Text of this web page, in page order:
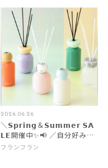
2026.06.26
＼𝗦𝗽𝗿𝗶𝗻𝗴＆𝗦𝘂𝗺𝗺𝗲𝗿 𝗦𝗔
𝗟𝗘開催中✨📢 ／自分好みの
ディフューザーが作れるフレ
フランフラン